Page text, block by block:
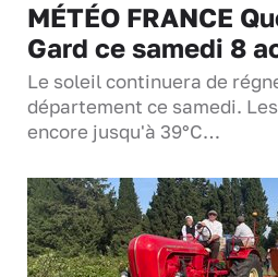
MÉTÉO FRANCE
Gard ce samedi 8
Le soleil continuera de
département ce samedi.
encore jusqu'à 39°C…